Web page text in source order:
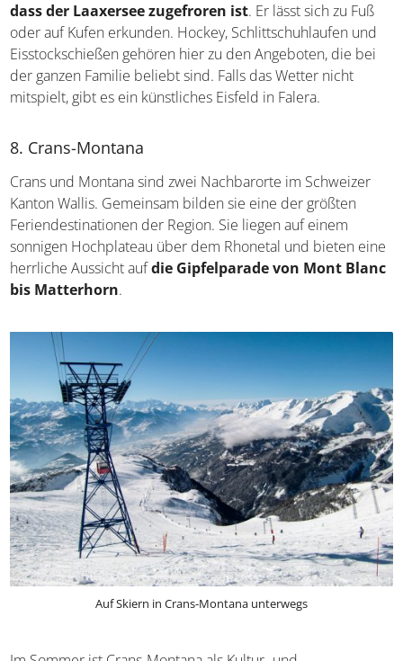
dass der Laaxersee zugefroren ist. Er lässt sich zu Fuß
oder auf Kufen erkunden. Hockey, Schlittschuhlaufen und
Eisstockschießen gehören hier zu den Angeboten, die bei
der ganzen Familie beliebt sind. Falls das Wetter nicht
mitspielt, gibt es ein künstliches Eisfeld in Falera.
8. Crans-Montana
Crans und Montana sind zwei Nachbarorte im Schweizer
Kanton Wallis. Gemeinsam bilden sie eine der größten
Feriendestinationen der Region. Sie liegen auf einem
sonnigen Hochplateau über dem Rhonetal und bieten eine
herrliche Aussicht aufdie Gipfelparade von Mont Blanc
bis Matterhorn.
Auf Skiern in Crans-Montana unterwegs